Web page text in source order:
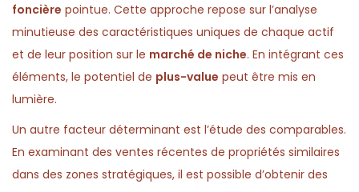
foncière pointue. Cette approche repose sur l’analyse
minutieuse des caractéristiques uniques de chaque actif
et de leur position sur le marché de niche. En intégrant ces
éléments, le potentiel de plus-value peut être mis en
lumière.
Un autre facteur déterminant est l’étude des comparables.
En examinant des ventes récentes de propriétés similaires
dans des zones stratégiques, il est possible d’obtenir des